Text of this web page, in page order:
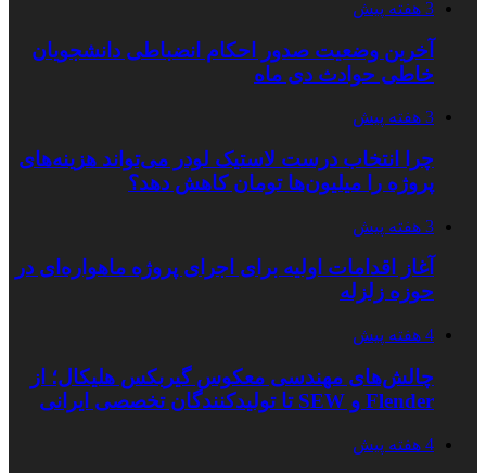
3 هفته پیش
آخرین وضعیت صدور احکام انضباطی دانشجویان
خاطی حوادث دی ماه
3 هفته پیش
چرا انتخاب درست لاستیک لودر می‌تواند هزینه‌های
پروژه را میلیون‌ها تومان کاهش دهد؟
3 هفته پیش
آغاز اقدامات اولیه برای اجرای پروژه ماهواره‌ای در
حوزه زلزله
4 هفته پیش
چالش‌های مهندسی معکوس گیربکس هلیکال؛ از
Flender و SEW تا تولیدکنندگان تخصصی ایرانی
4 هفته پیش